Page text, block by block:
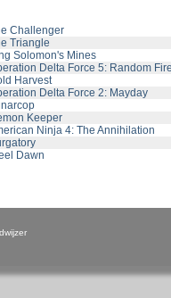
Challenger
Triangle
Solomon's Mines
Delta Force 5: Random Fire
Harvest
Delta Force 2: Mayday
Keeper
Ninja 4: The Annihilation
Dawn